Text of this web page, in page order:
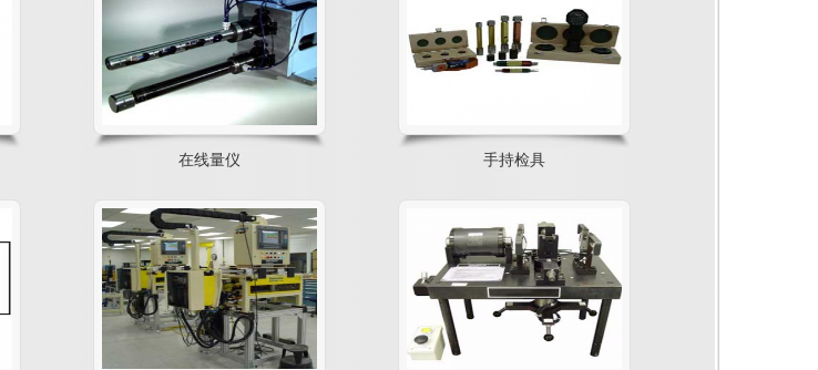
在线量仪 手持检具